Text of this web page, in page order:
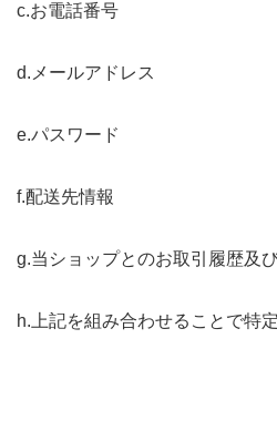
c.お電話番号
d.メールアドレス
e.パスワード
f.配送先情報
g.当ショップとのお取引履歴及
h.上記を組み合わせることで特